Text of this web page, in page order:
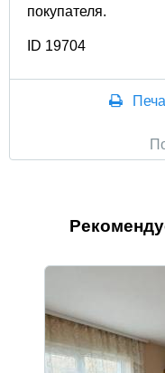
покупателя.
ID 19704